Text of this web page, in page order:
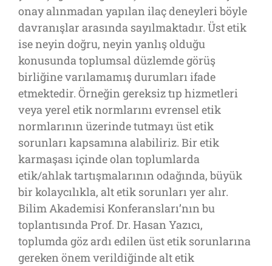
onay alınmadan yapılan ilaç deneyleri böyle
davranışlar arasında sayılmaktadır. Üst etik
ise neyin doğru, neyin yanlış olduğu
konusunda toplumsal düzlemde görüş
birliğine varılamamış durumları ifade
etmektedir. Örneğin gereksiz tıp hizmetleri
veya yerel etik normlarını evrensel etik
normlarının üzerinde tutmayı üst etik
sorunları kapsamına alabiliriz. Bir etik
karmaşası içinde olan toplumlarda
etik/ahlak tartışmalarının odağında, büyük
bir kolaycılıkla, alt etik sorunları yer alır.
Bilim Akademisi Konferansları’nın bu
toplantısında Prof. Dr. Hasan Yazıcı,
toplumda göz ardı edilen üst etik sorunlarına
gereken önem verildiğinde alt etik